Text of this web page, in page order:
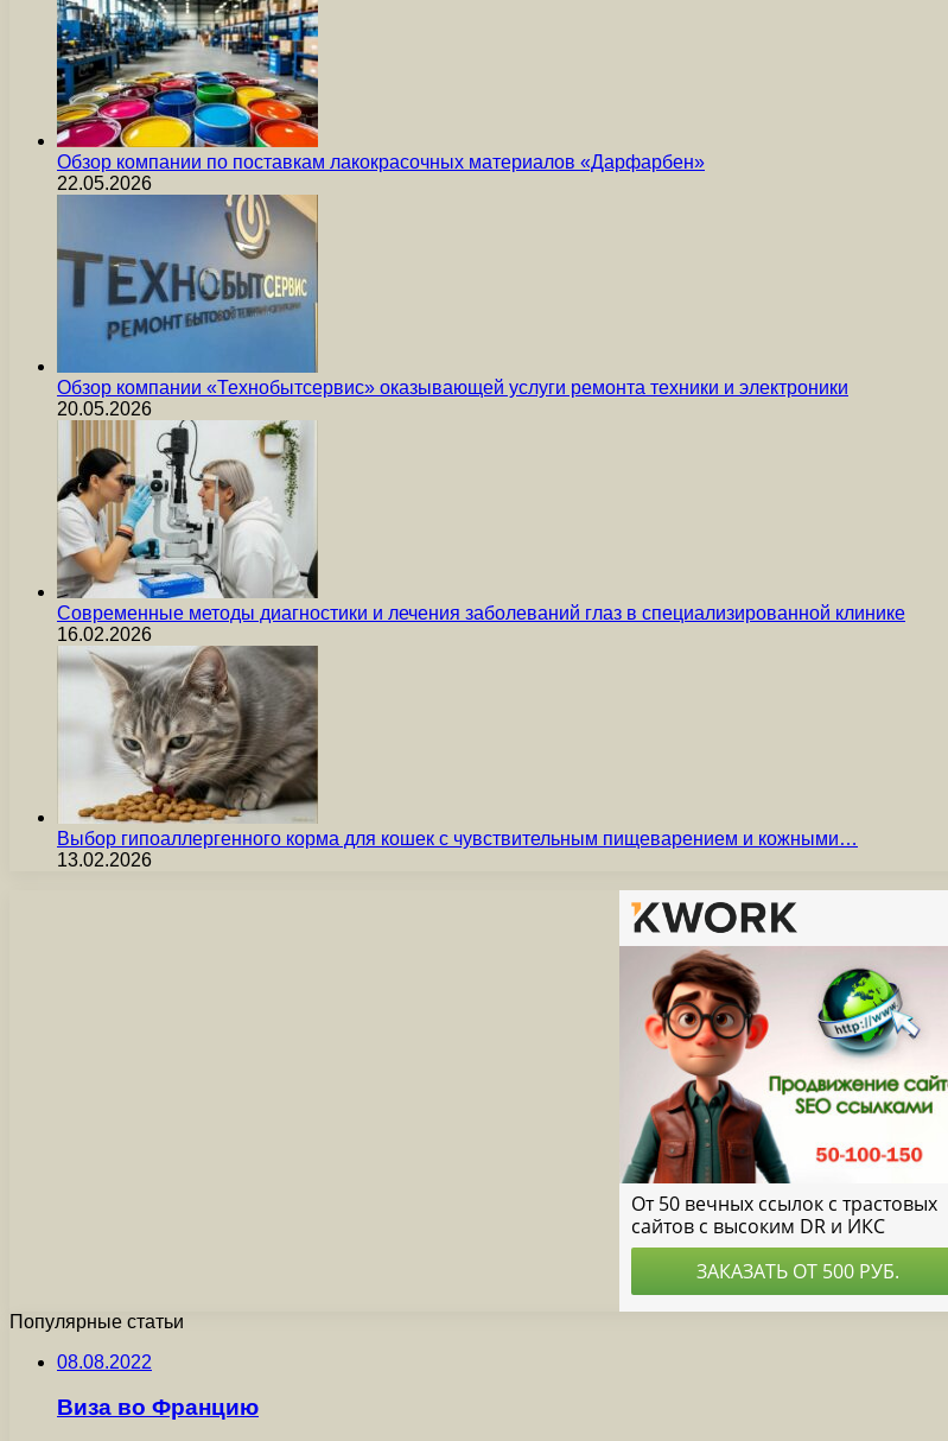
Обзор компании по поставкам лакокрасочных материалов «Дарфарбен»
22.05.2026
Обзор компании «Технобытсервис» оказывающей услуги ремонта техники и электроники
20.05.2026
Современные методы диагностики и лечения заболеваний глаз в специализированной клинике
16.02.2026
Выбор гипоаллергенного корма для кошек с чувствительным пищеварением и кожными…
13.02.2026
Популярные статьи
08.08.2022
Виза во Францию